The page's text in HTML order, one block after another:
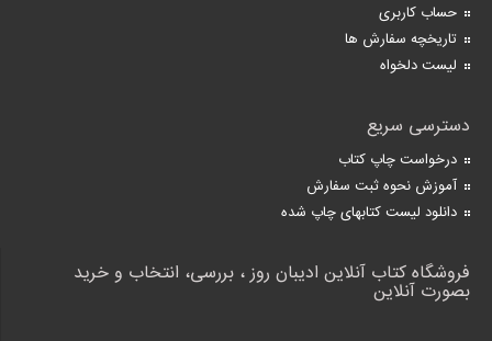
حساب کاربری
تاریخچه سفارش ها
لیست دلخواه
دسترسی سریع
درخواست چاپ کتاب
آموزش نحوه ثبت سفارش
دانلود لیست کتابهای چاپ شده
فروشگاه کتاب آنلاین ادیبان روز ، بررسی، انتخاب و خرید
بصورت آنلاین